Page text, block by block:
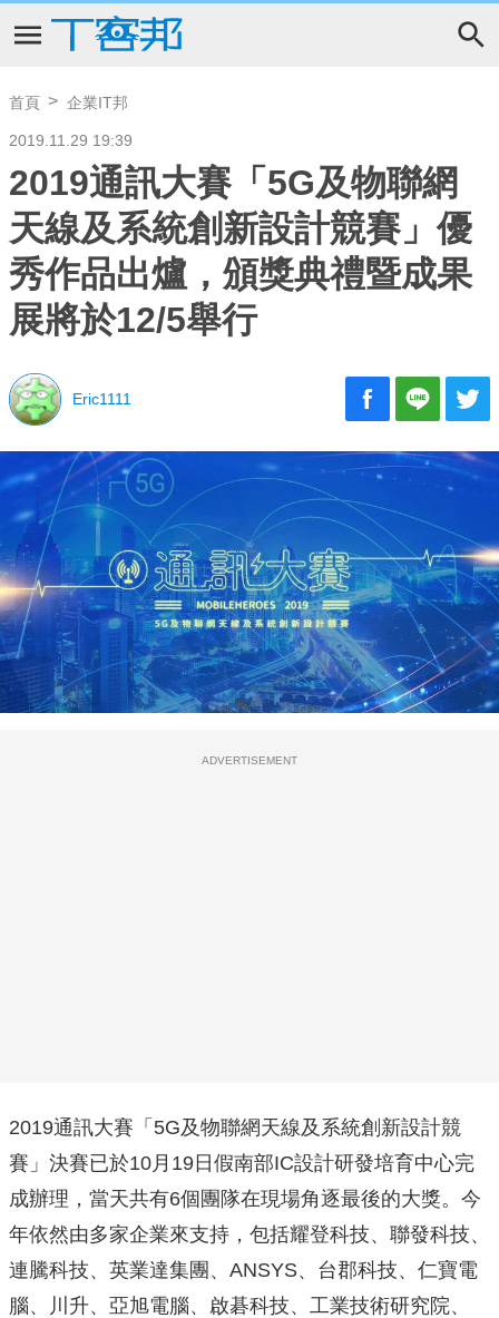
首頁 企業IT邦
2019.11.29 19:39
2019通訊大賽「5G及物聯網
天線及系統創新設計競賽」優
秀作品出爐，頒獎典禮暨成果
展將於12/5舉行
Eric1111
ADVERTISEMENT
2019通訊大賽「5G及物聯網天線及系統創新設計競
賽」決賽已於10月19日假南部IC設計研發培育中心完
成辦理，當天共有6個團隊在現場角逐最後的大獎。今
年依然由多家企業來支持，包括耀登科技、聯發科技、
連騰科技、英業達集團、ANSYS、台郡科技、仁寶電
腦、川升、亞旭電腦、啟碁科技、工業技術研究院、